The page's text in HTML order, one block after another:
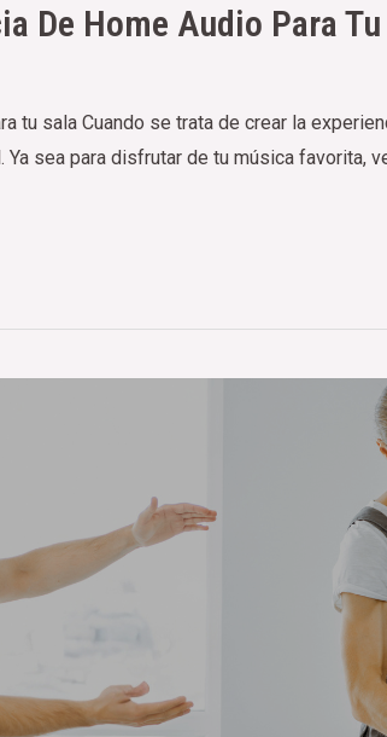
De Home Audio Para
tu sala Cuando se trata de crear la
sea para disfrutar de tu música favorita,